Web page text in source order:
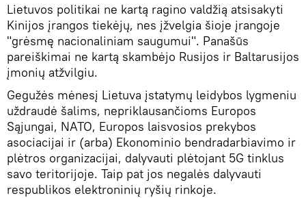
Lietuvos politikai ne kartą ragino valdžią atsisakyti
Kinijos įrangos tiekėjų, nes įžvelgia šioje įrangoje
"grėsmę nacionaliniam saugumui". Panašūs
pareiškimai ne kartą skambėjo Rusijos ir Baltarusijos
įmonių atžvilgiu.
Gegužės mėnesį Lietuva įstatymų leidybos lygmeniu
uždraudė šalims, nepriklausančioms Europos
Sąjungai, NATO, Europos laisvosios prekybos
asociacijai ir (arba) Ekonominio bendradarbiavimo ir
plėtros organizacijai, dalyvauti plėtojant 5G tinklus
savo teritorijoje. Taip pat jos negalės dalyvauti
respublikos elektroninių ryšių rinkoje.